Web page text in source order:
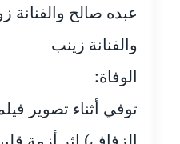
عاملة
مدونة فاطمة
مدونة فاطمة
موقوف
عبده صالح
والفنانة زينب
الوفاة:
توفي أثناء تصوير